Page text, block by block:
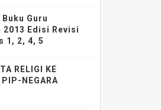
Guru
2013 Edisi Revisi
1, 2, 4, 5
RELIGI KE
PIP-NEGARA